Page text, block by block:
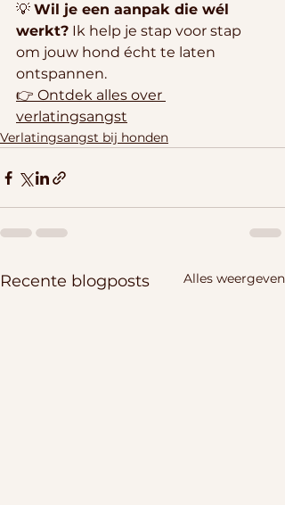
💡 Wil je een aanpak die wél
werkt? Ik help je stap voor stap
om jouw hond écht te laten
ontspannen.
👉 Ontdek alles over
verlatingsangst
Verlatingsangst bij honden
Recente blogposts Alles weergeven